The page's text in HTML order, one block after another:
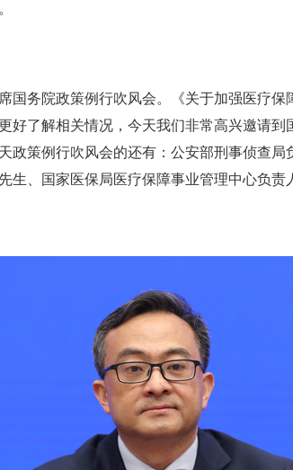
国务院政策例行吹风会。《关于加强医疗
好了解相关情况，今天我们非常高兴邀请
政策例行吹风会的还有：公安部刑事侦查
生、国家医保局医疗保障事业管理中心负责